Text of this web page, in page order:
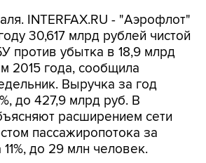
INTERFAX.RU - "Аэрофлот"
30,617 млрд рублей чистой
против убытка в 18,9 млрд
2015 года, сообщила
Выручка за год
до 427,9 млрд руб. В
расширением сети
пассажиропотока за
до 29 млн человек.